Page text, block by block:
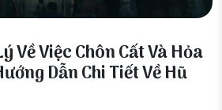
Về Việc Chôn Cất Và Hỏa
Dẫn Chi Tiết Về Hũ